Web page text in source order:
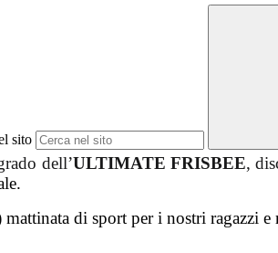
sito
dell’ULTIMATE FRISBEE,
mattinata di sport per i nostri ragazzi e